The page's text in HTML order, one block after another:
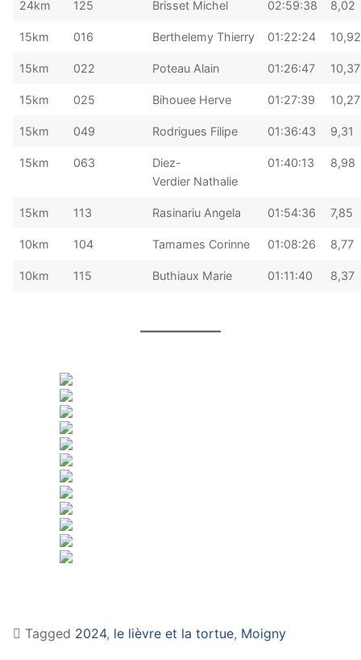
24km 125 Brisset Michel 02:59:38 8,02
15km 016 Berthelemy Thierry 01:22:24 10,92
15km 022 Poteau Alain 01:26:47 10,37
15km 025 Bihouee Herve 01:27:39 10,27
15km 049 Rodrigues Filipe 01:36:43 9,31
15km 063
Diez-
Verdier Nathalie
01:40:13 8,98
15km 113 Rasinariu Angela 01:54:36 7,85
10km 104 Tamames Corinne 01:08:26 8,77
10km 115 Buthiaux Marie 01:11:40 8,37
Tagged 2024, le lièvre et la tortue, Moigny